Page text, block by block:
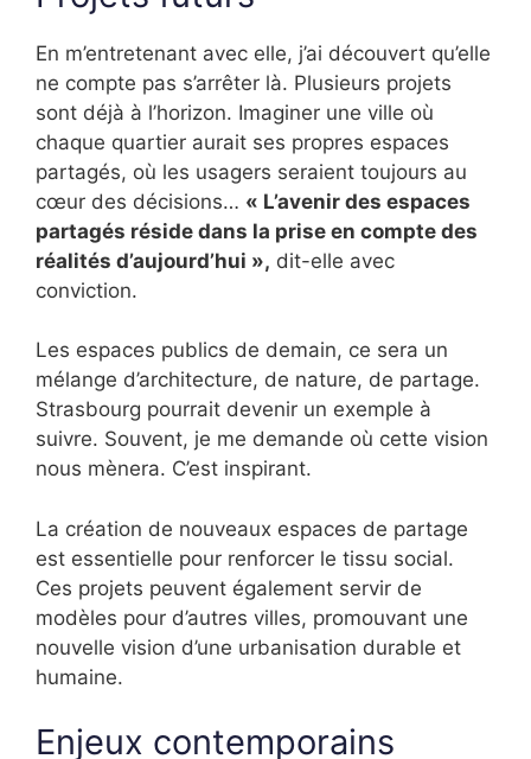
En m’entretenant avec elle, j’ai découvert qu’elle
ne compte pas s’arrêter là. Plusieurs projets
sont déjà à l’horizon. Imaginer une ville où
chaque quartier aurait ses propres espaces
partagés, où les usagers seraient toujours au
cœur des décisions… « L’avenir des espaces
partagés réside dans la prise en compte des
réalités d’aujourd’hui », dit-elle avec
conviction.
Les espaces publics de demain, ce sera un
mélange d’architecture, de nature, de partage.
Strasbourg pourrait devenir un exemple à
suivre. Souvent, je me demande où cette vision
nous mènera. C’est inspirant.
La création de nouveaux espaces de partage
est essentielle pour renforcer le tissu social.
Ces projets peuvent également servir de
modèles pour d’autres villes, promouvant une
nouvelle vision d’une urbanisation durable et
humaine.
Enjeux contemporains